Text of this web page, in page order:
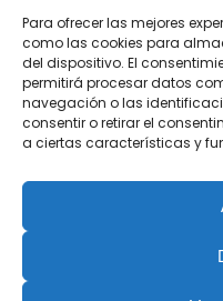
Para ofrecer las mejores
como las cookies para
del dispositivo. El
permitirá procesar datos
navegación o las
consentir o retirar el
a ciertas características y
Términos de
Mapa del Sitio